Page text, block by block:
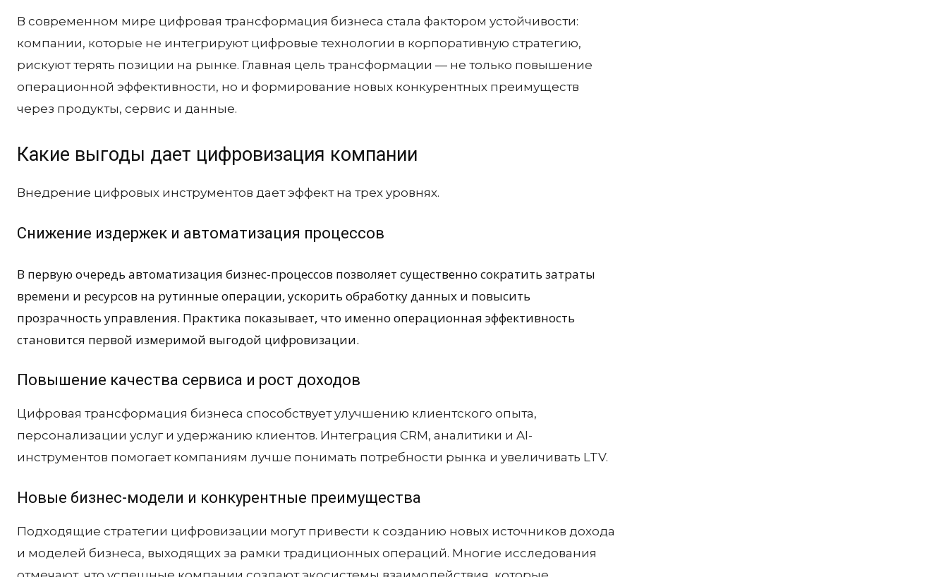
В современном мире цифровая трансформация бизнеса стала фактором устойчивости:
компании, которые не интегрируют цифровые технологии в корпоративную стратегию,
рискуют терять позиции на рынке. Главная цель трансформации — не только повышение
операционной эффективности, но и формирование новых конкурентных преимуществ
через продукты, сервис и данные.
Какие выгоды дает цифровизация компании
Внедрение цифровых инструментов дает эффект на трех уровнях.
Снижение издержек и автоматизация процессов
В первую очередь автоматизация бизнес-процессов позволяет существенно сократить затраты
времени и ресурсов на рутинные операции, ускорить обработку данных и повысить
прозрачность управления. Практика показывает, что именно операционная эффективность
становится первой измеримой выгодой цифровизации.
Повышение качества сервиса и рост доходов
Цифровая трансформация бизнеса способствует улучшению клиентского опыта,
персонализации услуг и удержанию клиентов. Интеграция CRM, аналитики и AI-
инструментов помогает компаниям лучше понимать потребности рынка и увеличивать LTV.
Новые бизнес-модели и конкурентные преимущества
Подходящие стратегии цифровизации могут привести к созданию новых источников дохода
и моделей бизнеса, выходящих за рамки традиционных операций. Многие исследования